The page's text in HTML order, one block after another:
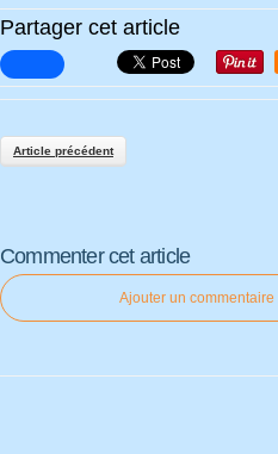
Partager cet article
Article précédent
Commenter cet article
Ajouter un commentaire